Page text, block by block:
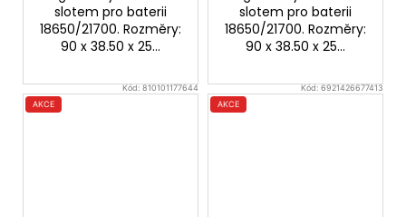
slotem pro baterii
18650/21700. Rozměry:
90 x 38.50 x 25...
slotem pro baterii
18650/21700. Rozměry:
90 x 38.50 x 25...
Kód:810101177644
AKCE
Kód:6921426677413
AKCE